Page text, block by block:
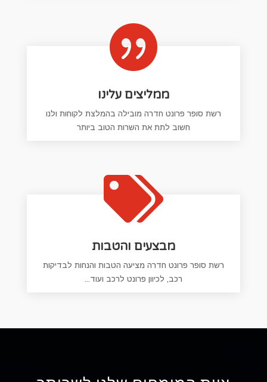

ממליצים עלינו
רשת סופר פרונט חדרה מובילה בהמלצת לקוחות ולנו
חשוב לתת את השרות הטוב ביותר

מבצעים והטבות
רשת סופר פרונט חדרה מציעה הטבות והנחות לבדיקות
רכב, לכיוון פרונט לרכב ועוד...